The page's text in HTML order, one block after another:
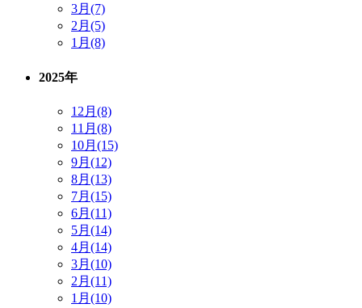
3月(7)
2月(5)
1月(8)
2025年
12月(8)
11月(8)
10月(15)
9月(12)
8月(13)
7月(15)
6月(11)
5月(14)
4月(14)
3月(10)
2月(11)
1月(10)